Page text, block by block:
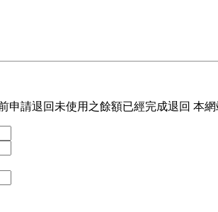
申請退回未使用之餘額已經完成退回 本